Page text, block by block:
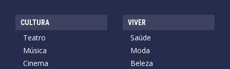
CULTURA
Teatro
Música
Cinema
VIVER
Saúde
Moda
Beleza